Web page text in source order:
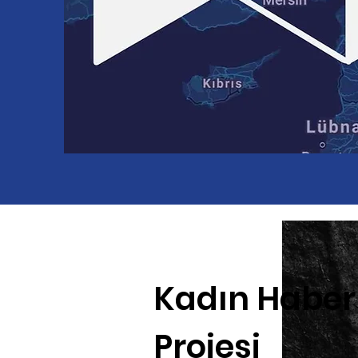
Kadın
Projesi